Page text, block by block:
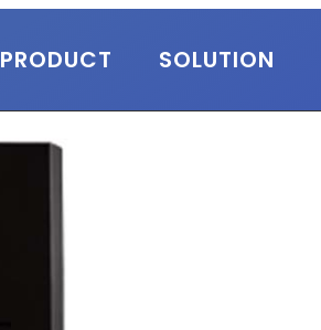
PRODUCT SOLUTION